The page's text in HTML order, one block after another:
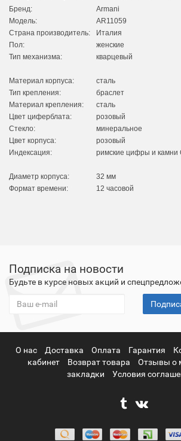
Бренд:
Armani
Модель:
AR11059
Страна производитель:
Италия
Пол:
женские
Тип механизма:
кварцевый
Материал корпуса:
сталь
Тип крепления:
браслет
Материал крепления:
сталь
Цвет циферблата:
розовый
Стекло:
минеральное
Цвет корпуса:
розовый
Индексация:
римские цифры и камни
Диаметр корпуса:
32 мм
Формат времени:
12 часовой
Подписка на новости
Будьте в курсе новых акций и
О нас Доставка Оплата Гарантия
кабинет
Возврат товара Отзывы о
закладки
Условия